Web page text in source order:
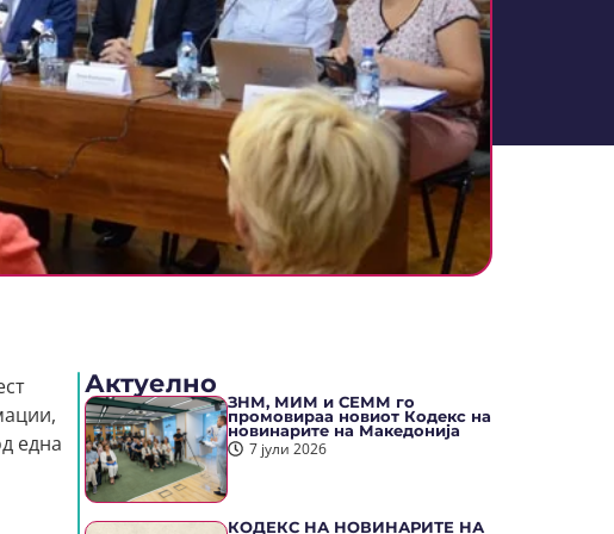
една
Актуелно
ЗНМ, МИМ и СЕММ го
промовираа новиот Кодекс на
новинарите на Македонија
7 јули 2026
КОДЕКС НА НОВИНАРИТЕ НА